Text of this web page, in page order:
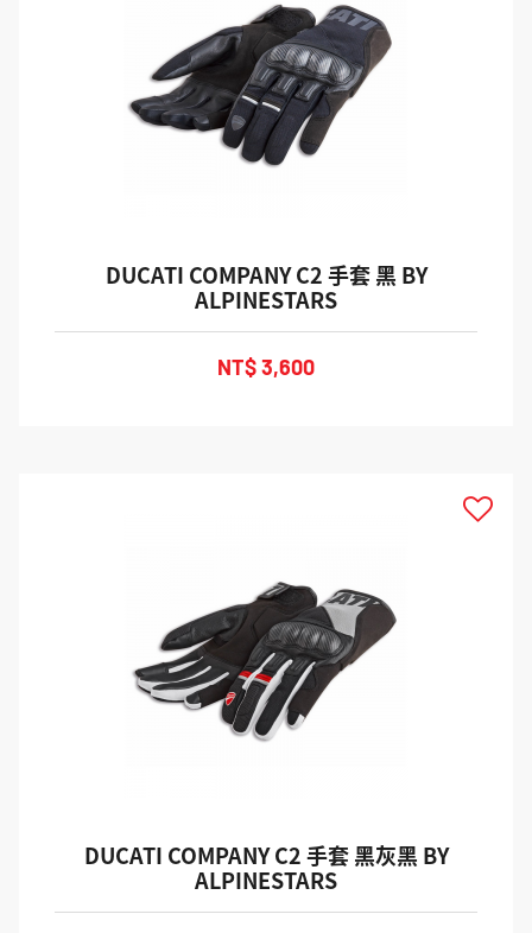
DUCATI COMPANY C2 手套 黑 BY
ALPINESTARS
NT$ 3,600
DUCATI COMPANY C2 手套 黑灰黑 BY
ALPINESTARS